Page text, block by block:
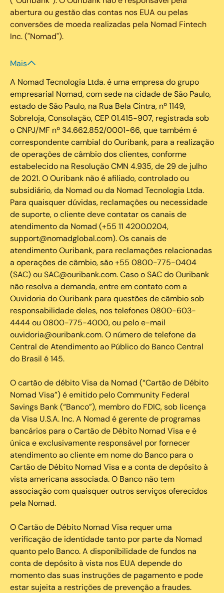
abertura ou gestão das contas nos EUA ou pelas
conversões de moeda realizadas pela Nomad Fintech
Inc. ("Nomad").
Mais
A Nomad Tecnologia Ltda. é uma empresa do grupo
empresarial Nomad, com sede na cidade de São Paulo,
estado de São Paulo, na Rua Bela Cintra, nº 1149,
Sobreloja, Consolação, CEP 01.415-907, registrada sob
o CNPJ/MF nº 34.662.852/0001-66, que também é
correspondente cambial do Ouribank, para a realização
de operações de câmbio dos clientes, conforme
estabelecido na Resolução CMN 4.935, de 29 de julho
de 2021. O Ouribank não é afiliado, controlado ou
subsidiário, da Nomad ou da Nomad Tecnologia Ltda.
Para quaisquer dúvidas, reclamações ou necessidade
de suporte, o cliente deve contatar os canais de
atendimento da Nomad (+55 11 4200.0204,
support@nomadglobal.com). Os canais de
atendimento Ouribank, para reclamações relacionadas
a operações de câmbio, são +55 0800-775-0404
(SAC) ou SAC@ouribank.com. Caso o SAC do Ouribank
não resolva a demanda, entre em contato com a
Ouvidoria do Ouribank para questões de câmbio sob
responsabilidade deles, nos telefones 0800-603-
4444 ou 0800-775-4000, ou pelo e-mail
ouvidoria@ouribank.com. O número de telefone da
Central de Atendimento ao Público do Banco Central
do Brasil é 145.
O cartão de débito Visa da Nomad (“Cartão de Débito
Nomad Visa”) é emitido pelo Community Federal
Savings Bank (“Banco”), membro do FDIC, sob licença
da Visa U.S.A. Inc. A Nomad é gerente de programas
bancários para o Cartão de Débito Nomad Visa e é
única e exclusivamente responsável por fornecer
atendimento ao cliente em nome do Banco para o
Cartão de Débito Nomad Visa e a conta de depósito à
vista americana associada. O Banco não tem
associação com quaisquer outros serviços oferecidos
pela Nomad.
O Cartão de Débito Nomad Visa requer uma
verificação de identidade tanto por parte da Nomad
quanto pelo Banco. A disponibilidade de fundos na
conta de depósito à vista nos EUA depende do
momento das suas instruções de pagamento e pode
estar sujeita a restrições de prevenção a fraudes.